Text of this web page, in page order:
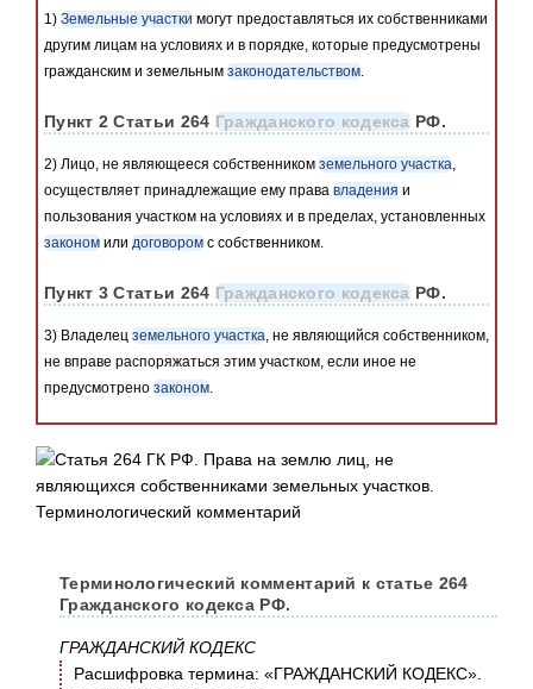
1) Земельные участки могут предоставляться их собственниками
другим лицам на условиях и в порядке, которые предусмотрены
гражданским и земельным законодательством.
Пункт 2 Статьи 264 Гражданского кодекса РФ.
2) Лицо, не являющееся собственником земельного участка,
осуществляет принадлежащие ему права владения и
пользования участком на условиях и в пределах, установленных
законом или договором с собственником.
Пункт 3 Статьи 264 Гражданского кодекса РФ.
3) Владелец земельного участка, не являющийся собственником,
не вправе распоряжаться этим участком, если иное не
предусмотрено законом.
Терминологический комментарий к статье 264
Гражданского кодекса РФ.
ГРАЖДАНСКИЙ КОДЕКС
Расшифровка термина: «ГРАЖДАНСКИЙ КОДЕКС».